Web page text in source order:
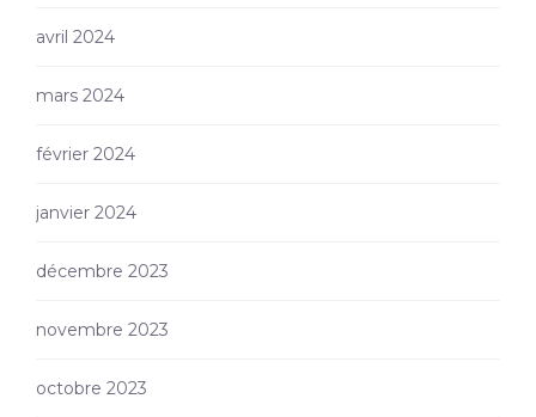
avril 2024
mars 2024
février 2024
janvier 2024
décembre 2023
novembre 2023
octobre 2023